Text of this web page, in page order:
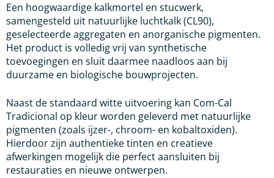
Een hoogwaardige kalkmortel en stucwerk,
samengesteld uit natuurlijke luchtkalk (CL90),
geselecteerde aggregaten en anorganische pigmenten.
Het product is volledig vrij van synthetische
toevoegingen en sluit daarmee naadloos aan bij
duurzame en biologische bouwprojecten.
Naast de standaard witte uitvoering kan Com-Cal
Tradicional op kleur worden geleverd met natuurlijke
pigmenten (zoals ijzer-, chroom- en kobaltoxiden).
Hierdoor zijn authentieke tinten en creatieve
afwerkingen mogelijk die perfect aansluiten bij
restauraties en nieuwe ontwerpen.